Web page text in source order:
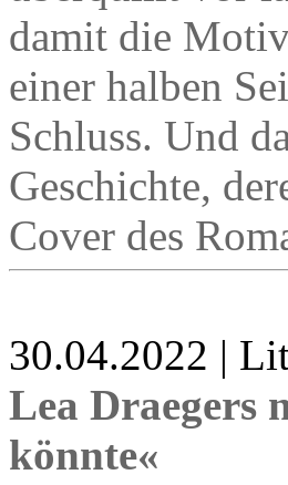
damit die
einer halben
Schluss. Und
Geschichte,
Cover des
30.04.2022 |
Lea Draegers
könnte«